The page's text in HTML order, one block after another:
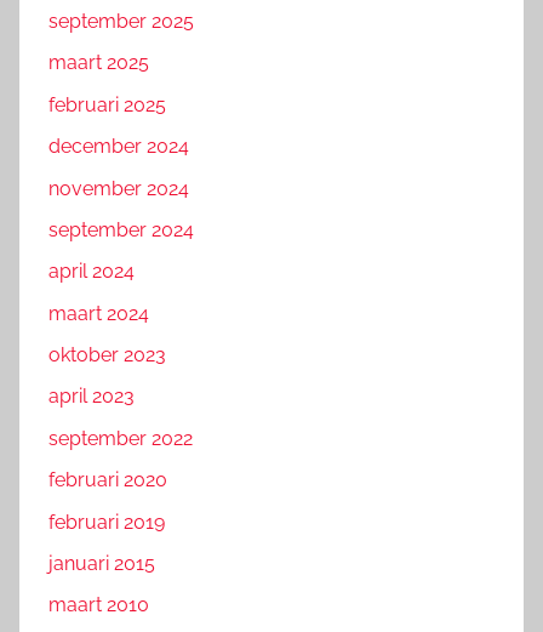
september 2025
maart 2025
februari 2025
december 2024
november 2024
september 2024
april 2024
maart 2024
oktober 2023
april 2023
september 2022
februari 2020
februari 2019
januari 2015
maart 2010